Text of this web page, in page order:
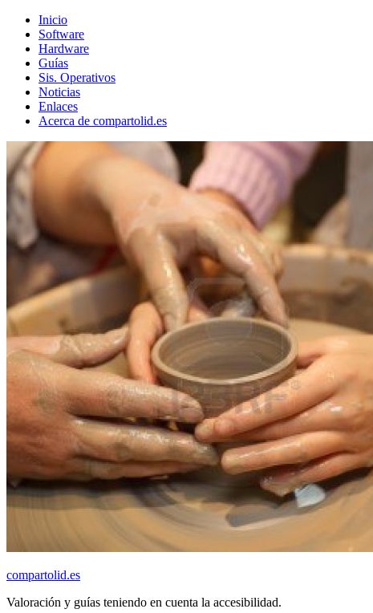
Inicio
Software
Hardware
Guías
Sis. Operativos
Noticias
Enlaces
Acerca de compartolid.es
compartolid.es
Valoración y guías teniendo en cuenta la accesibilidad.